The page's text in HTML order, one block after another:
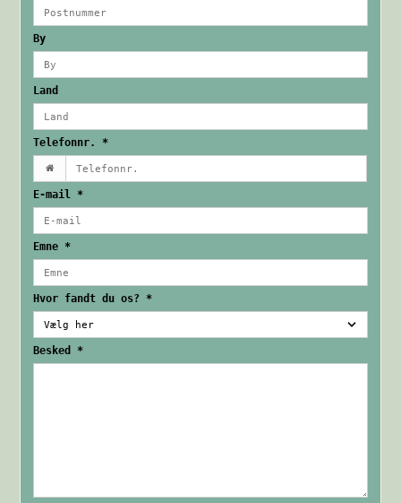
By
Land
Telefonnr. *
E-mail *
Emne *
Hvor fandt du os? *
Besked *